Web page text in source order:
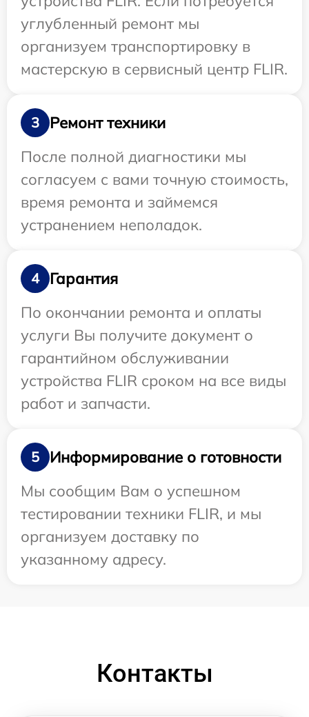
углубленный ремонт мы
организуем транспортировку в
мастерскую в сервисный центр FLIR.
3
Ремонт техники
После полной диагностики мы
согласуем с вами точную стоимость,
время ремонта и займемся
устранением неполадок.
4
Гарантия
По окончании ремонта и оплаты
услуги Вы получите документ о
гарантийном обслуживании
устройства FLIR сроком на все виды
работ и запчасти.
5
Информирование о готовности
Мы сообщим Вам о успешном
тестировании техники FLIR, и мы
организуем доставку по
указанному адресу.
Контакты